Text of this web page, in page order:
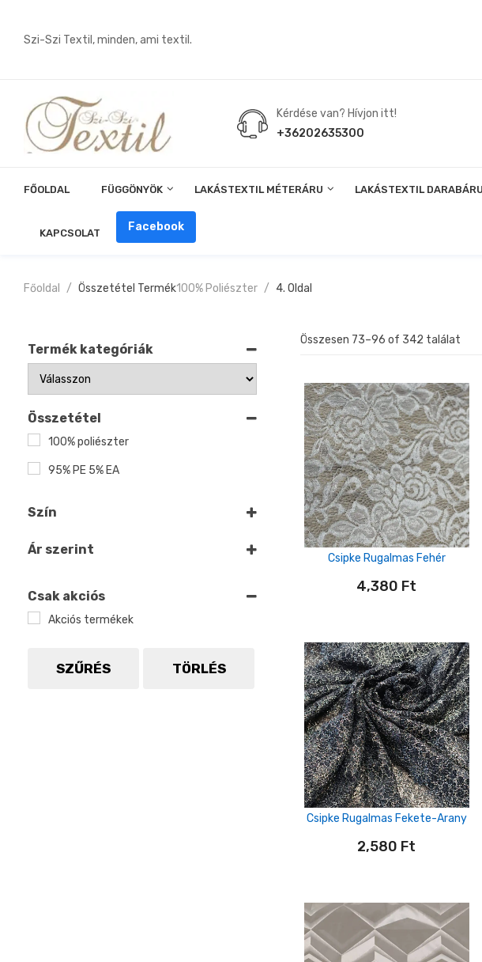
Szi-Szi Textil, minden, ami textil.
Kérdése van? Hívjon itt!
+36202635300
FŐOLDAL FÜGGÖNYÖK LAKÁSTEXTIL MÉTERÁRU LAKÁSTEXTIL DARABÁRU
KAPCSOLAT Facebook
Főoldal Összetétel Termék100% Poliészter 4. Oldal
Összesen 73–96 of 342 találat
Csipke Rugalmas Fehér
4,380 Ft
Csipke Rugalmas Fekete-Arany
2,580 Ft
Termék kategóriák
Összetétel
100% poliészter
95% PE 5% EA
Szín
Kék
Szürke
Acélkék
Ár szerint
Csak akciós
Akciós termékek
SZŰRÉS TÖRLÉS